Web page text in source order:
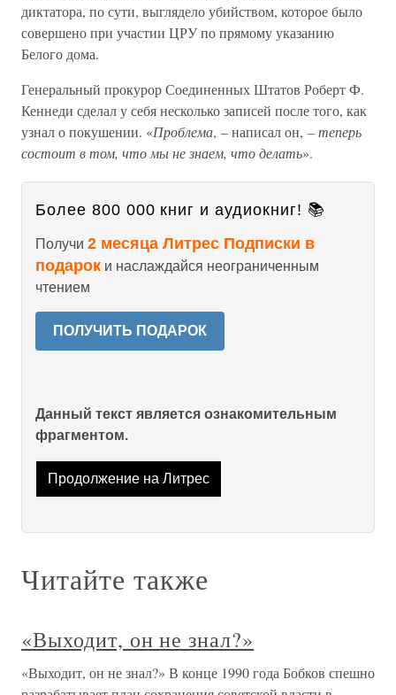
диктатора, по сути, выглядело убийством, которое было
совершено при участии ЦРУ по прямому указанию
Белого дома.
Генеральный прокурор Соединенных Штатов Роберт Ф.
Кеннеди сделал у себя несколько записей после того, как
узнал о покушении. «Проблема, – написал он, –теперь
состоит в том, что мы не знаем, что делать».
Более 800 000 книг и аудиокниг! 📚
Получи 2 месяца Литрес Подписки в
подарок и наслаждайся неограниченным
чтением
ПОЛУЧИТЬ ПОДАРОК
Данный текст является ознакомительным
фрагментом.
Продолжение на Литрес
Читайте также
«Выходит, он не знал?»
«Выходит, он не знал?» В конце 1990 года Бобков спешно